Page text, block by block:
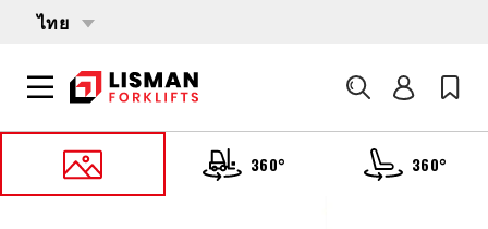
ไทย
ค้นหา
360° 360°